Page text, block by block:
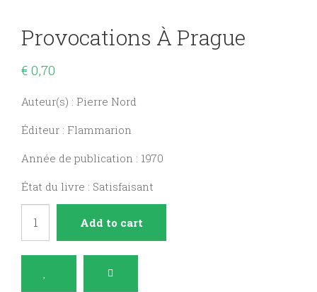
Provocations À Prague
€ 0,70
Auteur(s) : Pierre Nord
Éditeur : Flammarion
Année de publication : 1970
État du livre : Satisfaisant
Prague
quantity
Add to cart